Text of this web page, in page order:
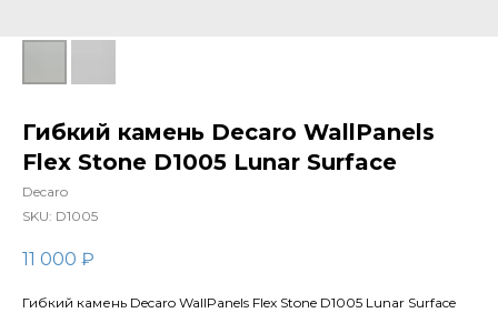
Гибкий камень Decaro WallPanels
Flex Stone D1005 Lunar Surface
Decaro
SKU: D1005
11 000 ₽
Гибкий камень Decaro WallPanels Flex Stone D1005 Lunar Surface